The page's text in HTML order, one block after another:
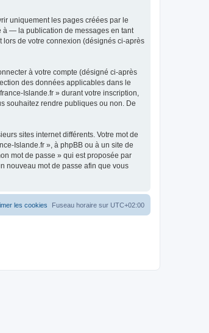
uniquement les pages créées par le
à — la publication de messages en tant
lors de votre connexion (désignés ci-après
à votre compte (désigné ci-après
des données applicables dans le
Islande.fr » durant votre inscription,
souhaitez rendre publiques ou non. De
sites internet différents. Votre mot de
Islande.fr », à phpBB ou à un site de
mot de passe » qui est proposée par
nouveau mot de passe afin que vous
Fuseau horaire sur UTC+02:00
les cookies